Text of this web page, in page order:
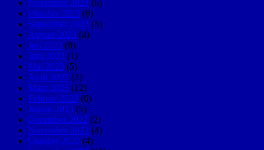
November 2023 (6)
Oktober 2023 (6)
September 2023 (5)
August 2023 (4)
Juli 2023 (8)
Juni 2023 (1)
Mai 2023 (5)
April 2023 (3)
März 2023 (12)
Februar 2023 (6)
Januar 2023 (5)
Dezember 2022 (2)
November 2022 (4)
Oktober 2022 (4)